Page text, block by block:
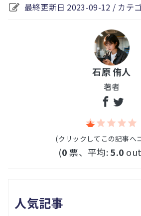
最終更新日 2023-09-12 / カテ
石原 侑人
著者
(クリックしてこの記事へ
(0票、平均:5.0
人気記事